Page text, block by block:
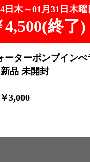
日木～01月31日木曜
4,500(終了)
ーターポンプインぺ
品 未開封
￥3,000